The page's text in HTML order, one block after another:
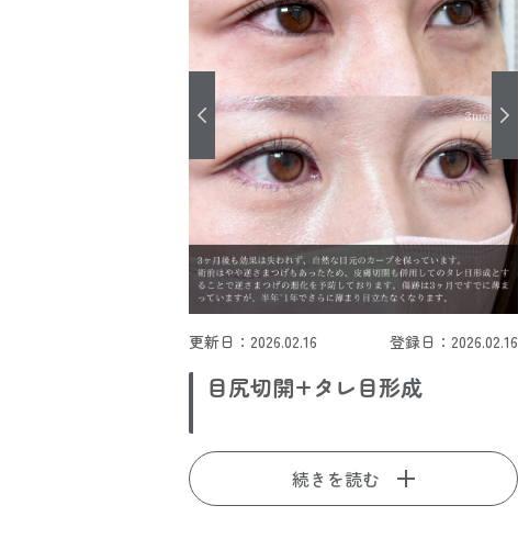
更新日：2026.02.16 登録日：2026.02.16
目尻切開+タレ目形成
続きを読む